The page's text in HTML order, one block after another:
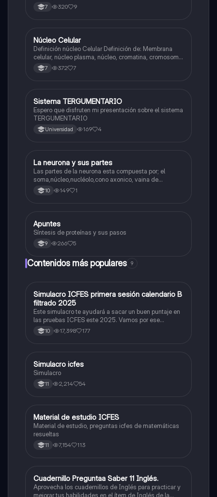
7 320 9
Biologia
Núcleo Celular
Definición núcleo Celular Definición de: Membrana
celular, núcleo plasma, núcleo, cromatina, cromosoma
Interfase Fases de la interfase
7 372 7
Biologia
Sistema TERGUMENTARIO
Espero que disfruten mi presentación sobre el sistema
TERGUMENTARIO
Universidad 169 4
Biologia
La neurona y sus partes
Las partes de la neurona esta compuesta por; el
soma,núcleo,nucléolo,cono axonico, vaina de
mielina,celula schwan,núcleo de schwann,nódulo de
Ranvier,terminal axonico Arborizacion terminal, botón
10 149 1
Biologia
Apuntes
Síntesis de proteínas y sus pasos
9 266 5
Contenidos más populares 9
ICFES: Matemáticas
Simulacro ICFES primera sesión calendario B
filtrado 2025
Este simulacro te ayudará a sacar un buen puntaje en
las pruebas ICFES este 2025. Vamos por ese
500/500. Y poder ser admitido en la universidad que
quieras, estudiar la carrera que quieres y no la que te
10 17,398 177
ICFES: Lectura Crítica
Simulacro icfes
Simulacro
11 2,214 54
ICFES: Matemáticas
Material de estudio ICFES
Material de estudio, preguntas icfes de matemáticas
resueltas
11 7,154 113
ICFES: Inglés
Cuadernillo Preguntaa Saber 11 Inglés.
Aprovecha los cuadernillos de Inglés para practicar y
mejorar tus habilidades en el ítem de Inglés de la